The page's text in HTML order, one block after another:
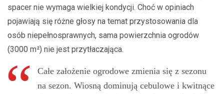
spacer nie wymaga wielkiej kondycji. Choć w opiniach
pojawiają się różne głosy na temat przystosowania dla
osób niepełnosprawnych, sama powierzchnia ogrodów
(3000 m²) nie jest przytłaczająca.
Całe założenie ogrodowe zmienia się z sezonu
na sezon. Wiosną dominują cebulowe i kwitnące